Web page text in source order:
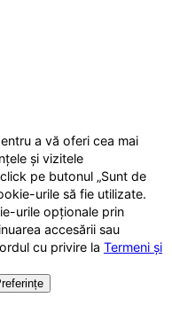
a vă oferi cea mai
și vizitele
pe butonul „Sunt de
urile să fie utilizate.
urile opționale prin
accesării sau
cu privire la Termeni și